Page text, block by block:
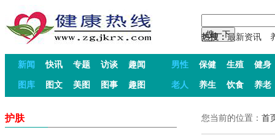
热搜：最新资讯
新闻 快讯 专题 访谈 趣闻 男性 保健 生殖 健身
图库 图文 美图 图事 趣图 老人 养生 饮食 养老
护肤 您当前的位置： 首